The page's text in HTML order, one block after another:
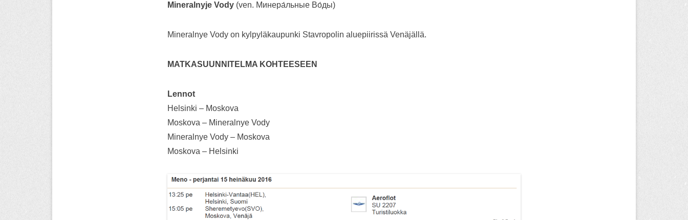
Mineralnyje Vody (ven. Минера́льные Во́ды)
Mineralnye Vody on kylpyläkaupunki Stavropolin aluepiirissä Venäjällä.
MATKASUUNNITELMA KOHTEESEEN
Lennot
Helsinki – Moskova
Moskova – Mineralnye Vody
Mineralnye Vody – Moskova
Moskova – Helsinki